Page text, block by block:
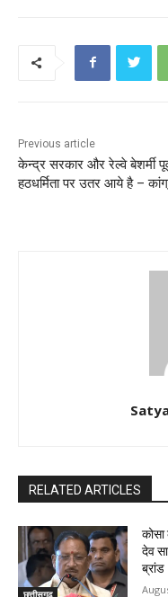
Previous article
केन्द्र सरकार और रेल्वे बेशर्मी
हठधर्मिता पर उतर आये है –
RELATED ARTICLES
देव